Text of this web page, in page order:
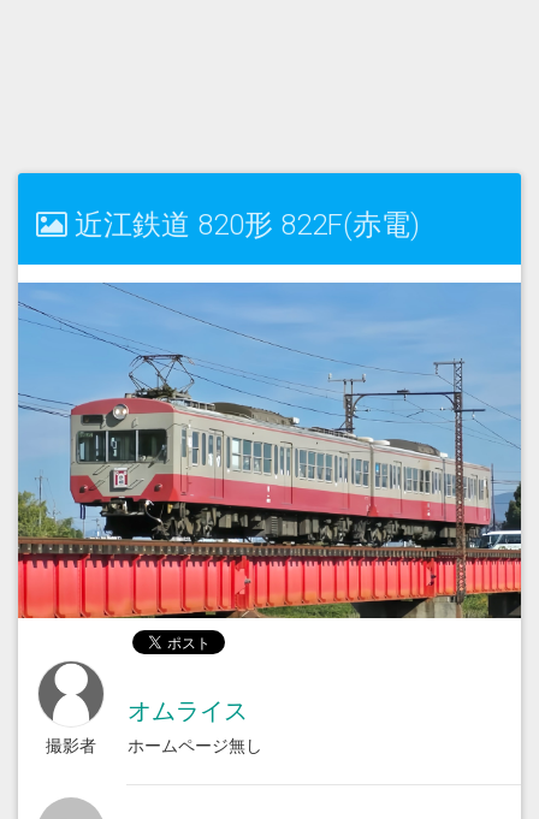
近江鉄道 820形 822F(赤電)
撮影者
オムライス
ホームページ無し